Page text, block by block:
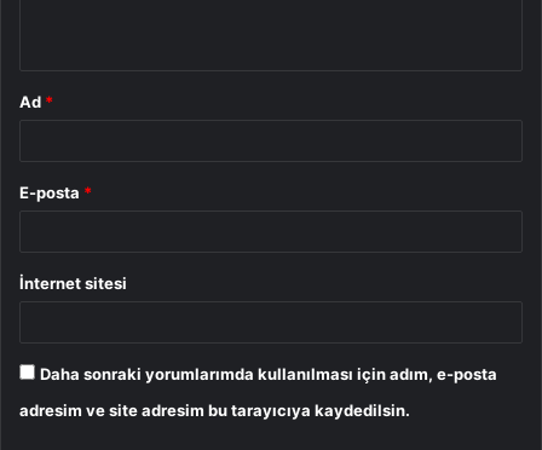
Ad *
E-posta *
İnternet sitesi
Daha sonraki yorumlarımda kullanılması için adım, e-posta
adresim ve site adresim bu tarayıcıya kaydedilsin.